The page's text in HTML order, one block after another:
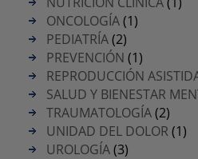
ONCOLOGÍA(1)
PEDIATRÍA(2)
PREVENCIÓN (1)
REPRODUCCIÓN
SALUD Y BIENESTAR
TRAUMATOLOGÍA(2)
UNIDAD DEL DOLOR(1)
UROLOGÍA(3)